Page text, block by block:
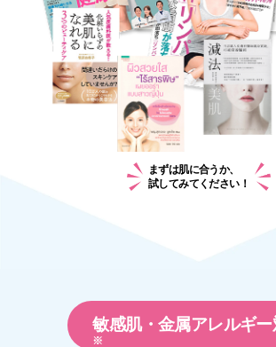
まずは肌に合うか、
試してみてください！
敏感肌・金属アレルギー
※